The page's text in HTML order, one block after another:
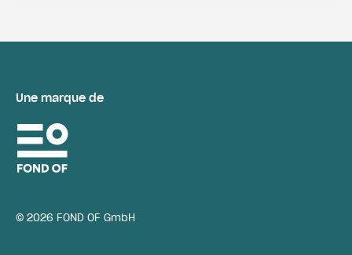
Une marque de
© 2026 FOND OF GmbH